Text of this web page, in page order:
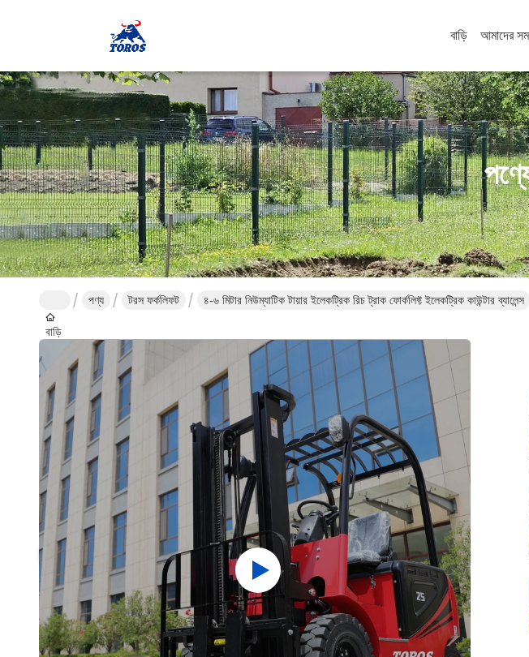
বাড়ি আমাদের
বাড়ি
পণ্য টরস ফর্কলিফট ৪-৬ মিটার নিউম্যাটিক টায়ার ইলেকট্রিক রিচ ট্রাক ফোর্কলিফ্ট ইলেকট্রিক কাউন্টার ব্যালেন্স